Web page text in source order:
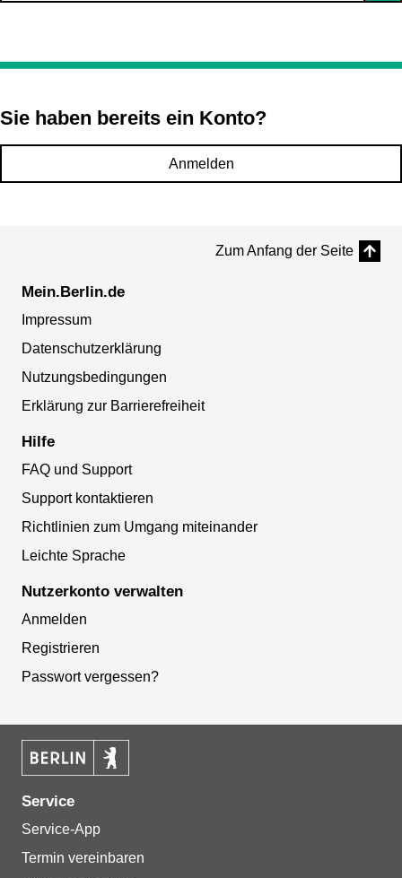
Sie haben bereits ein Konto?
Anmelden
Zum Anfang der Seite
Mein.Berlin.de
Impressum
Datenschutzerklärung
Nutzungsbedingungen
Erklärung zur Barrierefreiheit
Hilfe
FAQ und Support
Support kontaktieren
Richtlinien zum Umgang miteinander
Leichte Sprache
Nutzerkonto verwalten
Anmelden
Registrieren
Passwort vergessen?
Service
Service-App
Termin vereinbaren